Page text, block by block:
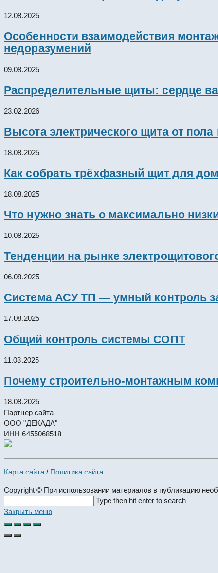
12.08.2025
Особенности взаимодействия
недоразумений
09.08.2025
Распределительные щиты: сердце
23.02.2026
Высота электрического щита от
18.08.2025
Как собрать трёхфазный щит для
18.08.2025
Что нужно знать о максимально
10.08.2025
Тенденции на рынке
06.08.2025
Система АСУ ТП — умный контроль
17.08.2025
Общий контроль системы СОПТ
11.08.2025
Почему строительно-монтажным
18.08.2025
Партнер сайта
ООО "ДЕКАДА"
ИНН 6455068518
Карта сайта / Политика сайта
Copyright © При использовании материалов в публикацию
this
website
Type then hit enter to search
Закрыть меню